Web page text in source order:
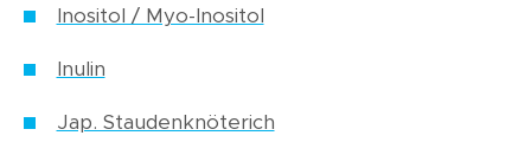
Inositol / Myo-Inositol
Inulin
Jap. Staudenknöterich